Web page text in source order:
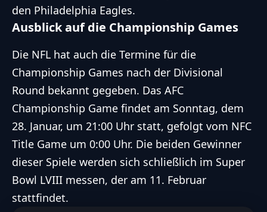
den Philadelphia Eagles.
Ausblick auf die Championship Games
Die NFL hat auch die Termine für die
Championship Games nach der Divisional
Round bekannt gegeben. Das AFC
Championship Game findet am Sonntag, dem
28. Januar, um 21:00 Uhr statt, gefolgt vom NFC
Title Game um 0:00 Uhr. Die beiden Gewinner
dieser Spiele werden sich schließlich im Super
Bowl LVIII messen, der am 11. Februar
stattfindet.